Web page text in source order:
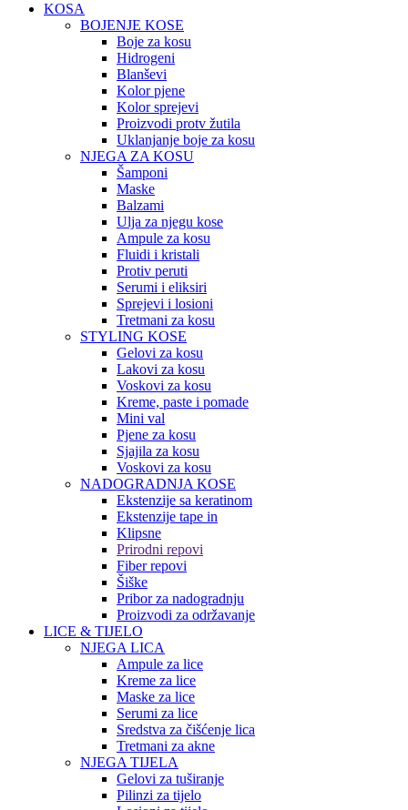
KOSA
BOJENJE KOSE
Boje za kosu
Hidrogeni
Blanševi
Kolor pjene
Kolor sprejevi
Proizvodi protv žutila
Uklanjanje boje za kosu
NJEGA ZA KOSU
Šamponi
Maske
Balzami
Ulja za njegu kose
Ampule za kosu
Fluidi i kristali
Protiv peruti
Serumi i eliksiri
Sprejevi i losioni
Tretmani za kosu
STYLING KOSE
Gelovi za kosu
Lakovi za kosu
Voskovi za kosu
Kreme, paste i pomade
Mini val
Pjene za kosu
Sjajila za kosu
Voskovi za kosu
NADOGRADNJA KOSE
Ekstenzije sa keratinom
Ekstenzije tape in
Klipsne
Prirodni repovi
Fiber repovi
Šiške
Pribor za nadogradnju
Proizvodi za održavanje
LICE & TIJELO
NJEGA LICA
Ampule za lice
Kreme za lice
Maske za lice
Serumi za lice
Sredstva za čišćenje lica
Tretmani za akne
NJEGA TIJELA
Gelovi za tuširanje
Pilinzi za tijelo